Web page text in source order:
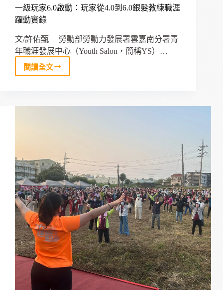
特
教
職
場
新
視
一級玩家6.0啟動：玩家從4.0到6.0銀髮教練職涯
躍動實錄
文/許佑甄 勞動部勞動力發展署雲嘉南分署青
年職涯發展中心（Youth Salon，簡稱YS）…
閱讀全文
一
從
4.0
到
6.0
銀
髮
教
練
職
涯
躍